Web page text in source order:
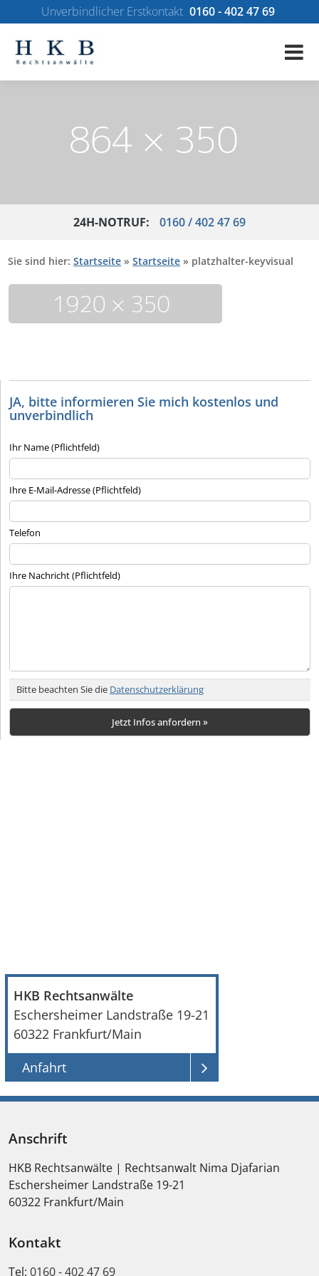
Unverbindlicher Erstkontakt 0160 - 402 47 69
24H-NOTRUF: 0160 / 402 47 69
Sie sind hier:Startseite »Startseite » platzhalter-keyvisual
JA, bitte informieren Sie mich kostenlos und
unverbindlich
Ihr Name (Pflichtfeld)
Ihre E-Mail-Adresse (Pflichtfeld)
Telefon
Ihre Nachricht (Pflichtfeld)
Bitte beachten Sie die Datenschutzerklärung
HKB Rechtsanwälte
Eschersheimer Landstraße 19-21
60322 Frankfurt/Main
Anfahrt
Anschrift
HKB Rechtsanwälte | Rechtsanwalt Nima Djafarian
Eschersheimer Landstraße 19-21
60322 Frankfurt/Main
Kontakt
Tel: 0160 - 402 47 69